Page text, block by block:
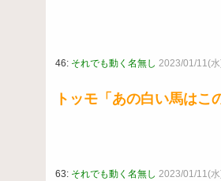
46: それでも動く名無し 2023/01/11(
トッモ「あの白い馬はこ
63: それでも動く名無し 2023/01/11(